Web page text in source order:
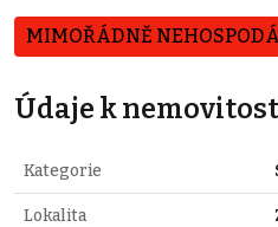
MIMOŘÁDNĚ
Údaje k
Kategorie
Lokalita